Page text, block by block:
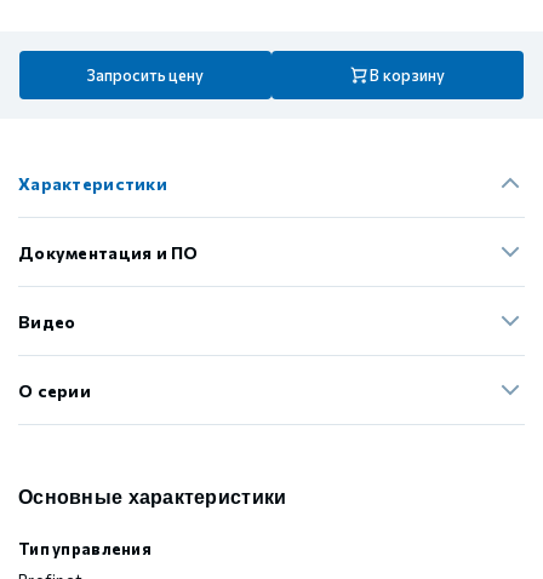
Запросить цену В корзину
Характеристики
Документация и ПО
Видео
О серии
Основные характеристики
Тип управления